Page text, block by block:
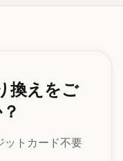
換えをご
トカード不要